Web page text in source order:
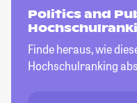
Politics and
Finde heraus, wie
Hochschulranking